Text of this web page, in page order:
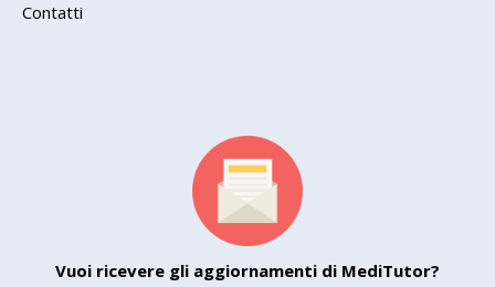
Contatti
Vuoi ricevere gli aggiornamenti di MediTutor?